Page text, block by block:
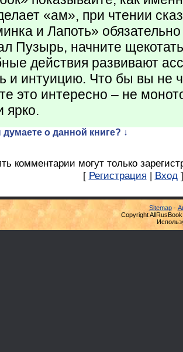
«ам», при чтении
и Лапоть»
Пузырь, начните
действия развивают
и интуицию. Что бы вы не
это интересно – не
ярко.
о данной книге? ↓
комментарии могут только
[ Регистрация | Вход ]
Sitemap-
Copyright